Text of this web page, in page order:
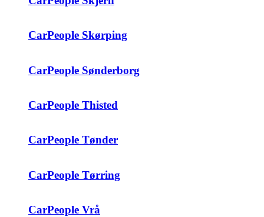
CarPeople Skørping
CarPeople Sønderborg
CarPeople Thisted
CarPeople Tønder
CarPeople Tørring
CarPeople Vrå